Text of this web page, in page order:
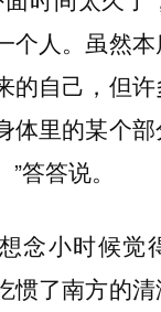
个人。虽然
的自己，但
体里的某个
答答说。
念小时候觉
惯了南方的